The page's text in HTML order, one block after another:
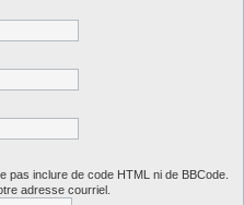
inclure de code HTML ni de BBCode.
adresse courriel.